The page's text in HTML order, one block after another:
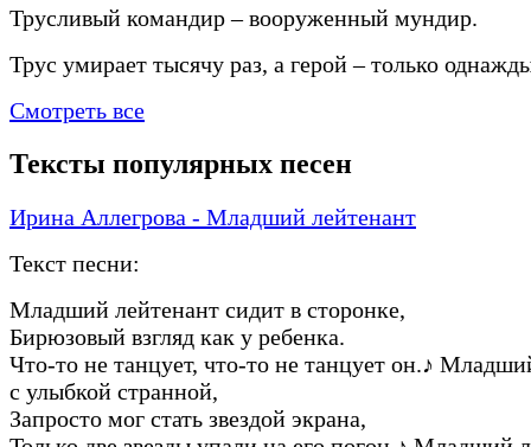
Трусливый командир – вооруженный мундир.
Трус умирает тысячу раз, а герой – только
Смотреть все
Тексты популярных песен
Ирина Аллегрова - Младший лейтенант
Текст песни:
Младший лейтенант сидит в сторонке,
Бирюзовый взгляд как у ребенка.
Что-то не танцует, что-то не танцует он.♪
с улыбкой странной,
Запросто мог стать звездой экрана,